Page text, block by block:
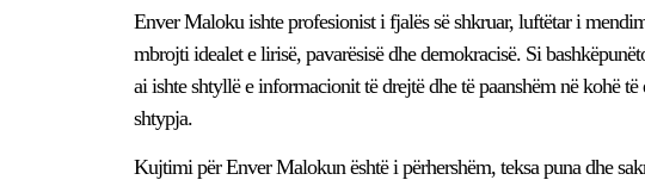
Enver Maloku ishte profesionist i fjalës së shkruar, luftëtar i
mbrojti idealet e lirisë, pavarësisë dhe demokracisë. Si
ai ishte shtyllë e informacionit të drejtë dhe të paanshëm në kohë
shtypja.
Kujtimi për Enver Malokun është i përhershëm, teksa puna dhe